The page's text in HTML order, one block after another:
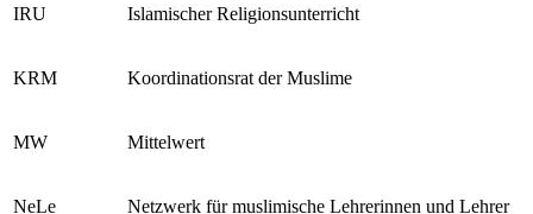
IRU Islamischer Religionsunterricht
KRM Koordinationsrat der Muslime
MW Mittelwert
NeLe Netzwerk für muslimische Lehrerinnen und Lehrer